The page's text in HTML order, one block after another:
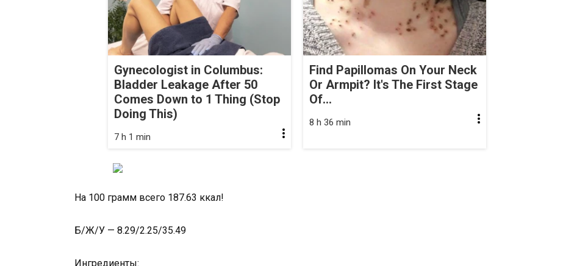
Gynecologist in Columbus:
Bladder Leakage After 50
Comes Down to 1 Thing (Stop
Doing This)
7 h 1 min
Find Papillomas On Your Neck
Or Armpit? It's The First Stage
Of...
8 h 36 min
На 100 грамм всего 187.63 ккал!
Б/Ж/У — 8.29/2.25/35.49
Ингредиенты: